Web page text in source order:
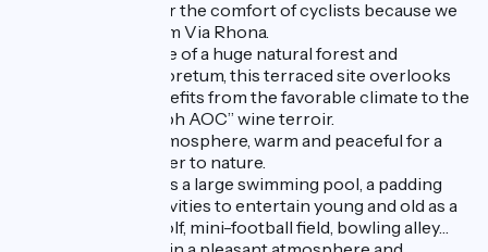
accommodation for the comfort of cyclists because we
are 100 meters from Via Rhona.
Nestled on the edge of a huge natural forest and
designed as an arboretum, this terraced site overlooks
the Rhone and benefits from the favorable climate to the
famous “Saint joseph AOC” wine terroir.
There is a family atmosphere, warm and peaceful for a
stay of healing closer to nature.
The campsite offers a large swimming pool, a padding
pool and other activities to entertain young and old as a
playground, mini golf, mini-football field, bowling alley…